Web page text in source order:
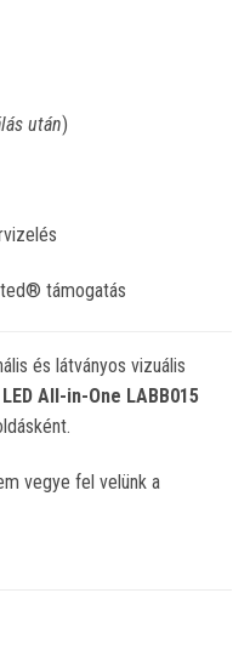
után)
támogatás
és látványos vizuális
LED All-in-One LABB015
vegye fel velünk a